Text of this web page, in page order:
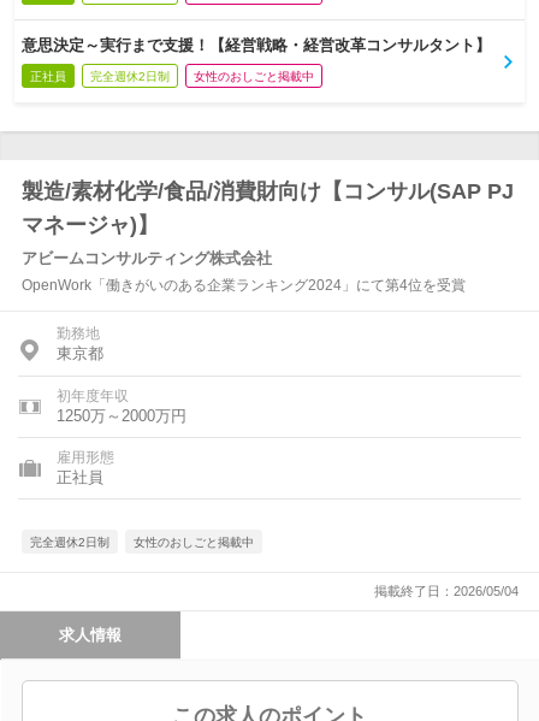
意思決定～実行まで支援！【経営戦略・経営改革コンサルタント】
正社員 完全週休2日制 女性のおしごと掲載中
製造/素材化学/食品/消費財向け【コンサル(SAP PJ
マネージャ)】
アビームコンサルティング株式会社
OpenWork「働きがいのある企業ランキング2024」にて第4位を受賞
勤務地
東京都
初年度年収
1250万～2000万円
雇用形態
正社員
完全週休2日制 女性のおしごと掲載中
掲載終了日：2026/05/04
求人情報
この求人のポイント